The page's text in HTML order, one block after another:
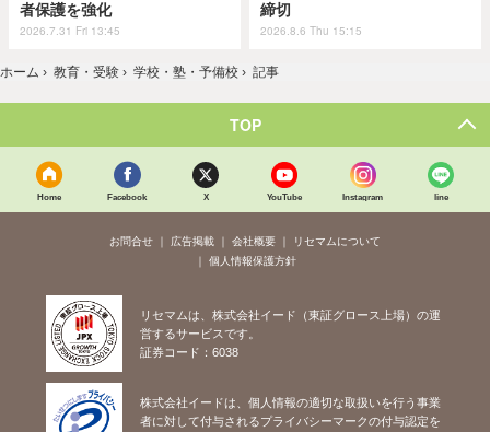
者保護を強化
2026.7.31 Fri 13:45
締切
2026.8.6 Thu 15:15
ホーム › 教育・受験 › 学校・塾・予備校 › 記事
TOP
Home Facebook X YouTube Instagram line
お問合せ 広告掲載 会社概要
リセマムについて
個人情報保護方針
リセマムは、株式会社イード（東証グロース上場）の運
営するサービスです。
証券コード：6038
株式会社イードは、個人情報の適切な取扱いを行う事業
者に対して付与されるプライバシーマークの付与認定を